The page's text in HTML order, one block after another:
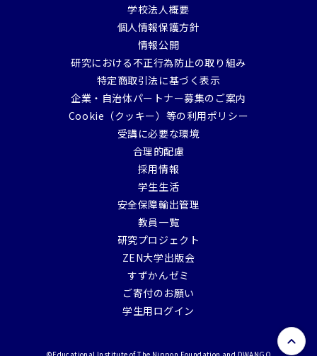
学校法人概要
個人情報保護方針
情報公開
研究における不正行為防止の取り組み
特定商取引法に基づく表示
企業・自治体パートナー募集のご案内
Cookie（クッキー）等の利用ポリシー
受講に必要な環境
合理的配慮
採用情報
学生生活
安全保障輸出管理
教員一覧
研究プロジェクト
ZEN大学出版会
すずかんゼミ
ご寄付のお願い
学生用ログイン
トップ